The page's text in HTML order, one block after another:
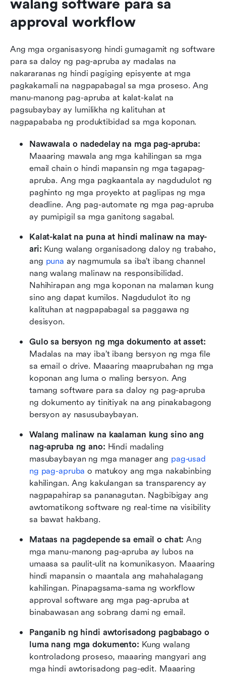
walang software para sa
approval workflow
Ang mga organisasyong hindi gumagamit ng software
para sa daloy ng pag-apruba ay madalas na
nakararanas ng hindi pagiging episyente at mga
pagkakamali na nagpapabagal sa mga proseso. Ang
manu-manong pag-apruba at kalat-kalat na
pagsubaybay ay lumilikha ng kalituhan at
nagpapababa ng produktibidad sa mga koponan.
Maaaring mawala ang mga kahilingan sa mga
email chain o hindi mapansin ng mga tagapag-
apruba. Ang mga pagkaantala ay nagdudulot ng
paghinto ng mga proyekto at paglipas ng mga
deadline. Ang pag-automate ng mga pag-apruba
ay pumipigil sa mga ganitong sagabal.
Kalat-kalat na puna at hindi malinaw na may-
ari: Kung walang organisadong daloy ng trabaho,
ang puna ay nagmumula sa iba’t ibang channel
nang walang malinaw na responsibilidad.
Nahihirapan ang mga koponan na malaman kung
sino ang dapat kumilos. Nagdudulot ito ng
kalituhan at nagpapabagal sa paggawa ng
desisyon.
Madalas na may iba’t ibang bersyon ng mga file
sa email o drive. Maaaring maaprubahan ng mga
koponan ang luma o maling bersyon. Ang
tamang software para sa daloy ng pag-apruba
ng dokumento ay tinitiyak na ang pinakabagong
bersyon ay nasusubaybayan.
Walang malinaw na kaalaman kung sino ang
nag-apruba ng ano: Hindi madaling
masubaybayan ng mga manager ang pag-usad
ng pag-apruba o matukoy ang mga nakabinbing
kahilingan. Ang kakulangan sa transparency ay
nagpapahirap sa pananagutan. Nagbibigay ang
awtomatikong software ng real-time na visibility
sa bawat hakbang.
Mataas na pagdepende sa email o chat: Ang
mga manu-manong pag-apruba ay lubos na
umaasa sa paulit-ulit na komunikasyon. Maaaring
hindi mapansin o maantala ang mahahalagang
kahilingan. Pinapagsama-sama ng workflow
approval software ang mga pag-apruba at
binabawasan ang sobrang dami ng email.
Panganib ng hindi awtorisadong pagbabago o
luma nang mga dokumento: Kung walang
kontroladong proseso, maaaring mangyari ang
mga hindi awtorisadong pag-edit. Maaaring